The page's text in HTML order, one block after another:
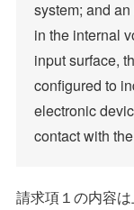
system; and
in the internal
input surface,
configured to
electronic
contact with
請求項１の内容